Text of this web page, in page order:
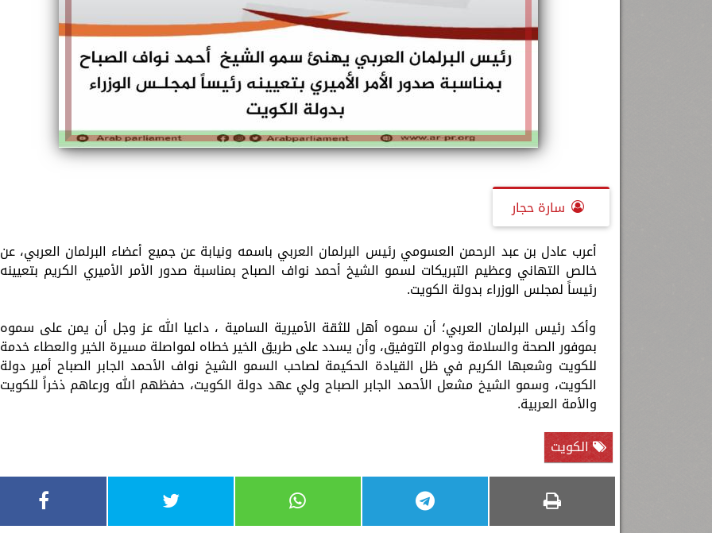
سارة حجار
أعرب عادل بن عبد الرحمن العسومي رئيس البرلمان العربي باسمه ونيابة عن جميع أعضاء البرلمان العربي، عن
خالص التهاني وعظيم التبريكات لسمو الشيخ أحمد نواف الصباح بمناسبة صدور الأمر الأميري الكريم بتعيينه
رئيساً لمجلس الوزراء بدولة الكويت.
وأكد رئيس البرلمان العربي؛ أن سموه أهل للثقة الأميرية السامية ، داعيا الله عز وجل أن يمن على سموه
بموفور الصحة والسلامة ودوام التوفيق، وأن يسدد على طريق الخير خطاه لمواصلة مسيرة الخير والعطاء خدمة
للكويت وشعبها الكريم في ظل القيادة الحكيمة لصاحب السمو الشيخ نواف الأحمد الجابر الصباح أمير دولة
الكويت، وسمو الشيخ مشعل الأحمد الجابر الصباح ولي عهد دولة الكويت، حفظهم الله ورعاهم ذخراً للكويت
والأمة العربية.
الكويت